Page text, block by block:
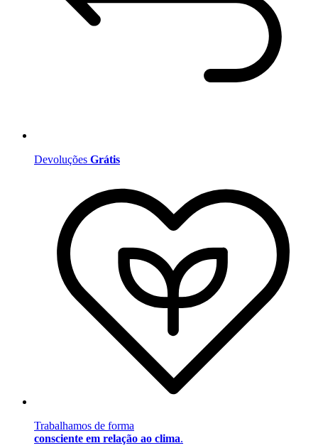
Devoluções Grátis
Trabalhamos de forma
consciente em relação ao clima.